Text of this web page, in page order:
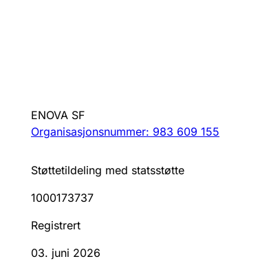
ENOVA SF
Organisasjonsnummer: 983 609 155
Støttetildeling med statsstøtte
1000173737
Registrert
03. juni 2026